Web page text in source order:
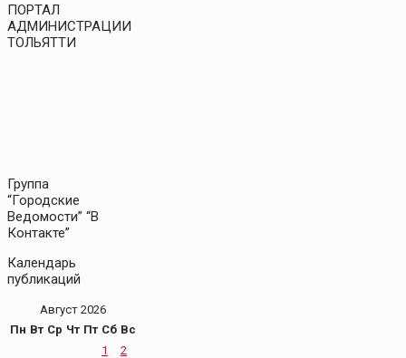
ПОРТАЛ
АДМИНИСТРАЦИИ
ТОЛЬЯТТИ
Группа
“Городские
Ведомости” “В
Контакте”
Календарь
публикаций
Август 2026
Пн Вт Ср Чт Пт Сб Вс
1
2